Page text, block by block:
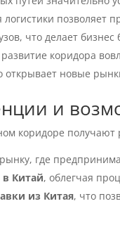
позволяет
что делает
коридора
открывает новые
и
коридоре
где
в Китай, облегчая
из Китая, что